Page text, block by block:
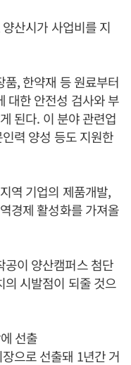
산시가 사업비를 지
, 한약재 등 원료부터
대한 안전성 검사와 부
된다. 이 분야 관련업
력 양성 등도 지원한
역 기업의 제품개발,
경제 활성화를 가져올
이 양산캠퍼스 첨단
시발점이 되줄 것으
선출
으로 선출돼 1년간 거